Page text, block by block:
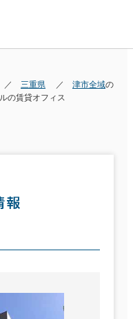
三重県 津市全域の
の賃貸オフィス
報